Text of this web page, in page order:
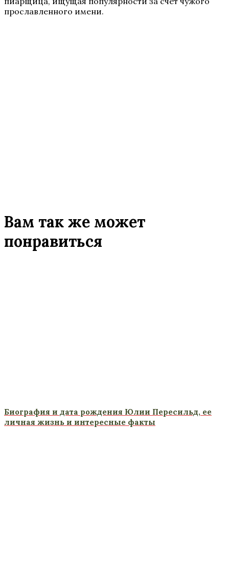
прославленного имени.
Вам так же может
понравиться
Биография и дата рождения Юлии Пересильд, ее
личная жизнь и интересные факты